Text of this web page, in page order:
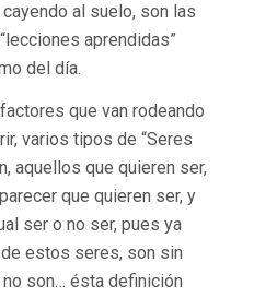
al suelo, son las
aprendidas”
del día.
que van rodeando
varios tipos de “Seres
aquellos que quieren ser,
que quieren ser, y
ser o no ser, pues ya
estos seres, son sin
son… ésta definición